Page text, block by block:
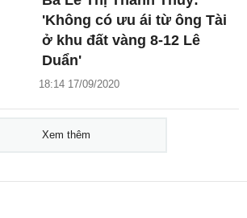
'Không có ưu ái từ ông Tài
ở khu đất vàng 8-12 Lê
Duẩn'
18:14 17/09/2020
Xem thêm